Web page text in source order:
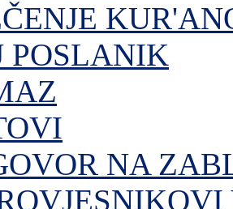
POSLANIK
NA